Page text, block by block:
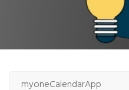
myoneCalendarApp